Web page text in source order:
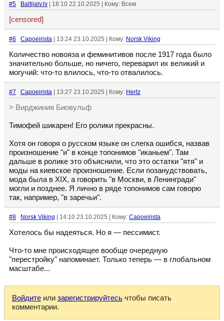
#5 Baltijalv.lv | 18:10 22.10.2025 | Кому: Всем
[censored]
#6 Capoeirista | 13:24 23.10.2025 | Кому: Norsk Viking
Количество новояза и феминитивов после 1917 года было
значительно больше, но ничего, переварил их великий и
могучий: что-то влилось, что-то отвалилось.
#7 Capoeirista | 13:27 23.10.2025 | Кому: Hertz
> Вирджиния Биовульф
Тимофей шикарен! Его ролики прекрасны.
Хотя он говоря о русском языке он слегка ошибся, назвав
произношение "и" в конце топонимов "иканьем". Там
дальше в ролике это объяснили, что это остатки "ятя" и
моды на киевское произношение. Если позанудствовать,
мода была в XIX, а говорить "в Москви, в Ленингради"
могли и позднее. Я лично в ряде топонимов сам говорю
так, например, "в заречьи".
#8 Norsk Viking | 14:10 23.10.2025 | Кому: Capoeirista
Хотелось бы надеяться. Но я — пессимист.
Что-то мне происходящее вообще очередную
"перестройку" напоминает. Только теперь — в глобальном
масштабе...
Войдите или зарегистрируйтесь чтобы писать
комментарии.